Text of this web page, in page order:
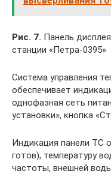
Рис. 7. Панель
станции «Петра-0395»
Система управления
обеспечивает
однофазная сеть
установки», кнопка
Индикация панели ТС
готов), температуру
частоты, внешней